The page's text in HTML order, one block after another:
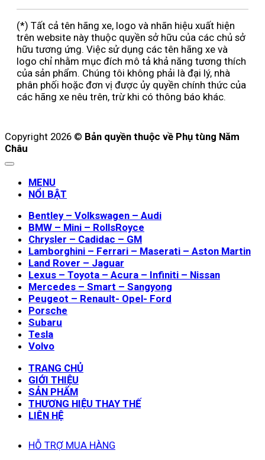
(*) Tất cả tên hãng xe, logo và nhãn hiệu xuất hiện
trên website này thuộc quyền sở hữu của các chủ sở
hữu tương ứng. Việc sử dụng các tên hãng xe và
logo chỉ nhằm mục đích mô tả khả năng tương thích
của sản phẩm. Chúng tôi không phải là đại lý, nhà
phân phối hoặc đơn vị được ủy quyền chính thức của
các hãng xe nêu trên, trừ khi có thông báo khác.
Copyright 2026 © Bản quyền thuộc về Phụ tùng Năm
Châu
MENU
NỔI BẬT
Bentley – Volkswagen – Audi
BMW – Mini – RollsRoyce
Chrysler – Cadidac – GM
Lamborghini – Ferrari – Maserati – Aston Martin
Land Rover – Jaguar
Lexus – Toyota – Acura – Infiniti – Nissan
Mercedes – Smart – Sangyong
Peugeot – Renault- Opel- Ford
Porsche
Subaru
Tesla
Volvo
TRANG CHỦ
GIỚI THIỆU
SẢN PHẨM
THƯƠNG HIỆU THAY THẾ
LIÊN HỆ
HỖ TRỢ MUA HÀNG